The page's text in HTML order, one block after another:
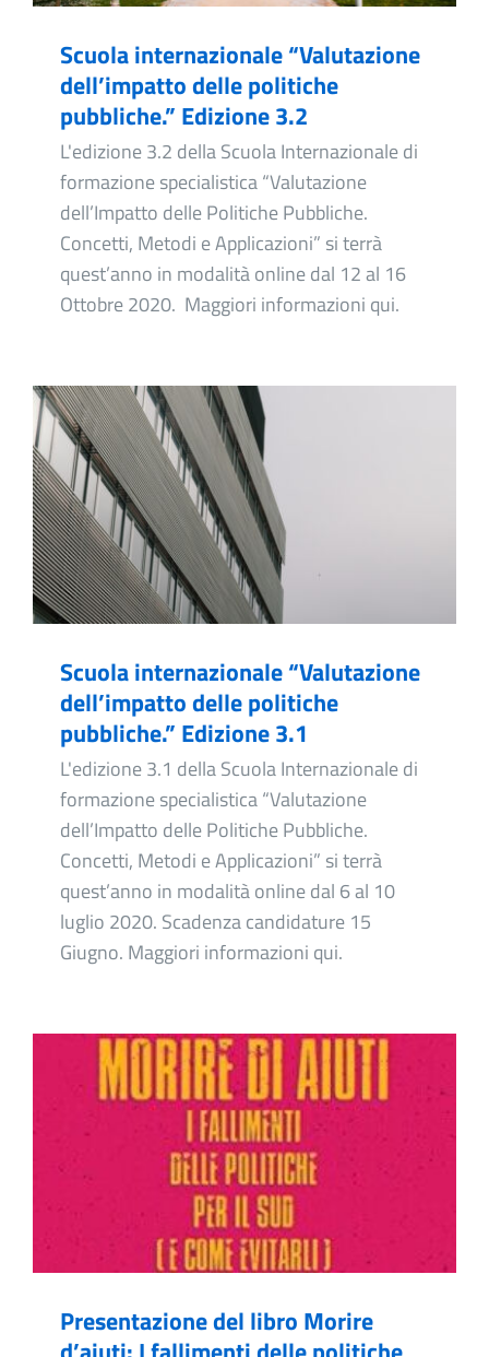
Scuola internazionale “Valutazione
dell’impatto delle politiche
pubbliche.” Edizione 3.2
L'edizione 3.2 della Scuola Internazionale di
formazione specialistica “Valutazione
dell’Impatto delle Politiche Pubbliche.
Concetti, Metodi e Applicazioni” si terrà
quest’anno in modalità online dal 12 al 16
Ottobre 2020. Maggiori informazioni qui.
Scuola internazionale “Valutazione
dell’impatto delle politiche
pubbliche.” Edizione 3.1
L'edizione 3.1 della Scuola Internazionale di
formazione specialistica “Valutazione
dell’Impatto delle Politiche Pubbliche.
Concetti, Metodi e Applicazioni” si terrà
quest’anno in modalità online dal 6 al 10
luglio 2020. Scadenza candidature 15
Giugno. Maggiori informazioni qui.
Presentazione del libro Morire